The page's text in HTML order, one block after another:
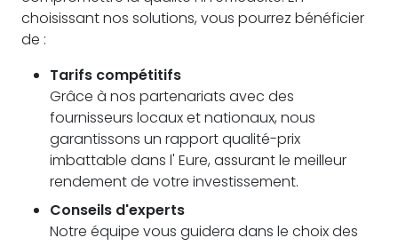
choisissant nos solutions, vous pourrez bénéficier
de :
Tarifs compétitifs
Grâce à nos partenariats avec des
fournisseurs locaux et nationaux, nous
garantissons un rapport qualité-prix
imbattable dans l' Eure, assurant le meilleur
rendement de votre investissement.
Conseils d'experts
Notre équipe vous guidera dans le choix des